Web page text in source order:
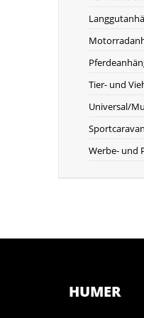
Tier- und
Universal/
Werbe- und
HUMER